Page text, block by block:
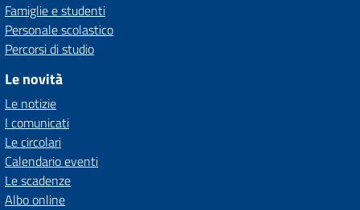
Famiglie e studenti
Personale scolastico
Percorsi di studio
Le novità
Le notizie
I comunicati
Le circolari
Calendario eventi
Le scadenze
Albo online